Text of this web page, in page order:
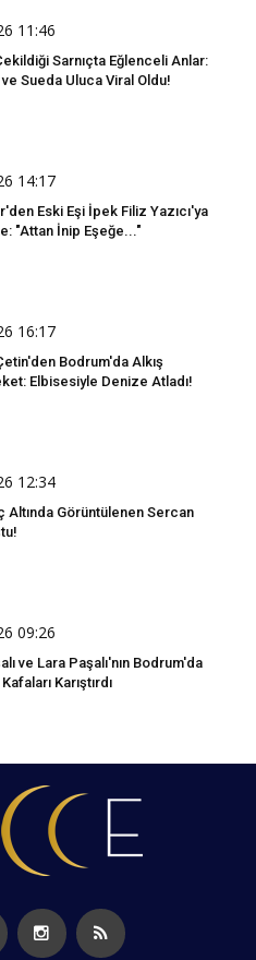
11:46
Sarnıçta Eğlenceli Anlar:
Sueda Uluca Viral Oldu!
14:17
Eski Eşi İpek Filiz Yazıcı'ya
"Attan İnip Eşeğe..."
16:17
Bodrum'da Alkış
Elbisesiyle Denize Atladı!
12:34
Altında Görüntülenen Sercan
09:26
ve Lara Paşalı'nın Bodrum'da
Karıştırdı